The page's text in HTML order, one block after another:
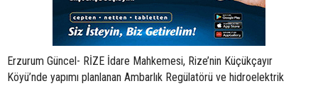
Erzurum Güncel- RİZE İdare Mahkemesi, Rize’nin Küçükçayır
Köyü’nde yapımı planlanan Ambarlık Regülatörü ve hidroelektrik